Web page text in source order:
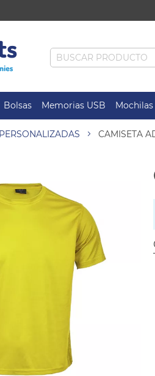
Bolsas Memorias USB Mochilas
CAMISETA